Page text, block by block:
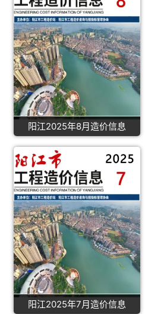
阳江2025年8月造价信息
阳江2025年7月造价信息